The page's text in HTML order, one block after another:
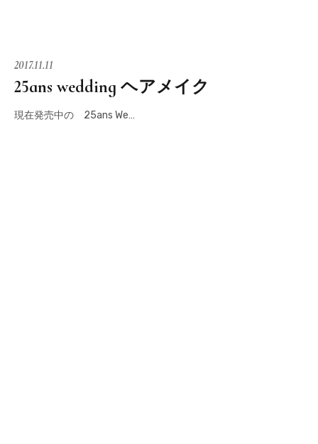
2017.11.11
25ans wedding ヘアメイク
現在発売中の 25ans We…